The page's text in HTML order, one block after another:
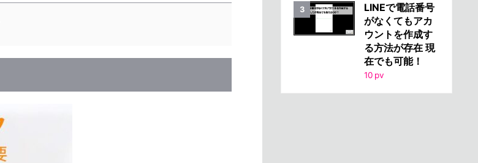
LINEで電話番号
がなくてもアカ
ウントを作成す
る方法が存在 現
在でも可能！
10 pv